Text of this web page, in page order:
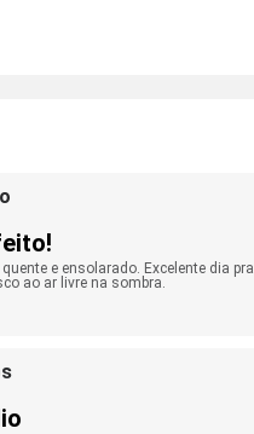
e ensolarado. Excelente dia pra
ao ar livre na sombra.